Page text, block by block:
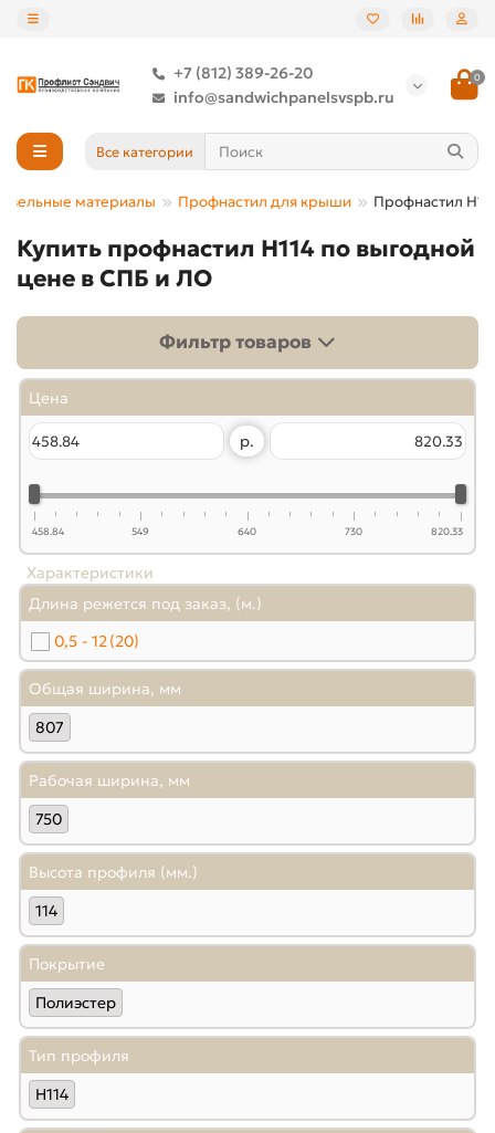
+7 (812) 389-26-20
info@sandwichpanelsvspb.ru
0
Все категории
материалы Профнастил для крыши Профнастил
Купить профнастил Н114 по выгодной
цене в СПБ и ЛО
Фильтр товаров
Цена
р.
458.84 549 640 730 820.33
Характеристики
Длина режется под заказ, (м.)
0,5 - 12(20)
Общая ширина, мм
807
Рабочая ширина, мм
750
Высота профиля (мм.)
114
Покрытие
Полиэстер
Тип профиля
Н114